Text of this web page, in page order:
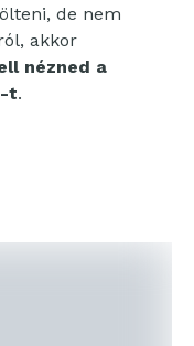
de nem
akkor
nézned a
t.